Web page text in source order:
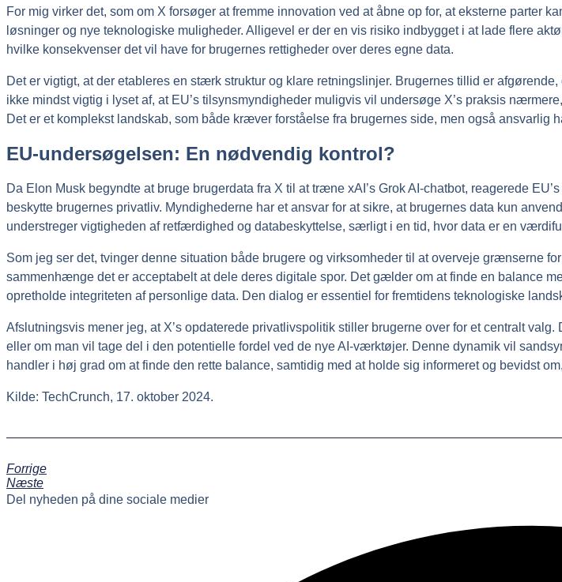
For mig virker det, som om X forsøger at fremme innovation ved at åbne op for, at eksterne parter
løsninger og nye teknologiske muligheder. Alligevel er der en vis risiko indbygget i at lade flere
hvilke konsekvenser det vil have for brugernes rettigheder over deres egne data.
Det er vigtigt, at der etableres en stærk struktur og klare retningslinjer. Brugernes tillid er
ikke mindst vigtig i lyset af, at EU’s tilsynsmyndigheder muligvis vil undersøge X’s praksis
Det er et komplekst landskab, som både kræver forståelse fra brugernes side, men også ansvarlig
EU-undersøgelsen: En nødvendig kontrol?
Da Elon Musk begyndte at bruge brugerdata fra X til at træne xAI’s Grok AI-chatbot, reagerede
beskytte brugernes privatliv. Myndighederne har et ansvar for at sikre, at brugernes data kun
understreger vigtigheden af retfærdighed og databeskyttelse, særligt i en tid, hvor data er en
Som jeg ser det, tvinger denne situation både brugere og virksomheder til at overveje grænserne
sammenhænge det er acceptabelt at dele deres digitale spor. Det gælder om at finde en balance
opretholde integriteten af personlige data. Den dialog er essentiel for fremtidens teknologiske
Afslutningsvis mener jeg, at X’s opdaterede privatlivspolitik stiller brugerne over for et centralt
eller om man vil tage del i den potentielle fordel ved de nye AI-værktøjer. Denne dynamik vil
handler i høj grad om at finde den rette balance, samtidig med at holde sig informeret og bevidst
Kilde: TechCrunch, 17. oktober 2024.
Forrige
Næste
Del nyheden på dine sociale medier